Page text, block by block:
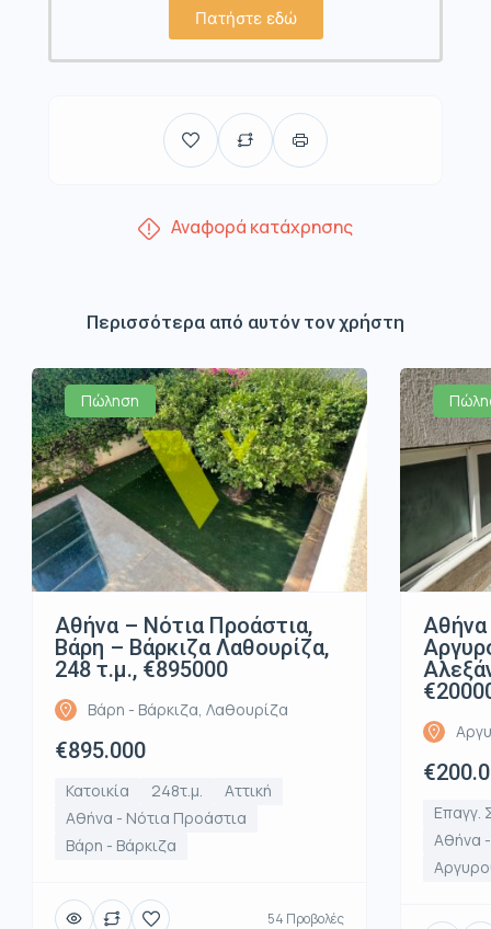
Πατήστε εδώ
Αναφορά κατάχρησης
Περισσότερα από αυτόν τον χρήστη
Πώληση
Αθήνα – Νότια Προάστια,
Βάρη – Βάρκιζα Λαθουρίζα,
248 τ.μ., €895000
Βάρη - Βάρκιζα, Λαθουρίζα
€895.000
Κατοικία 248τ.μ.
Αττική
Αθήνα - Νότια Προάστια
Βάρη - Βάρκιζα
54 Προβολές
Αθήνα
Επαγγ.
Αθήνα